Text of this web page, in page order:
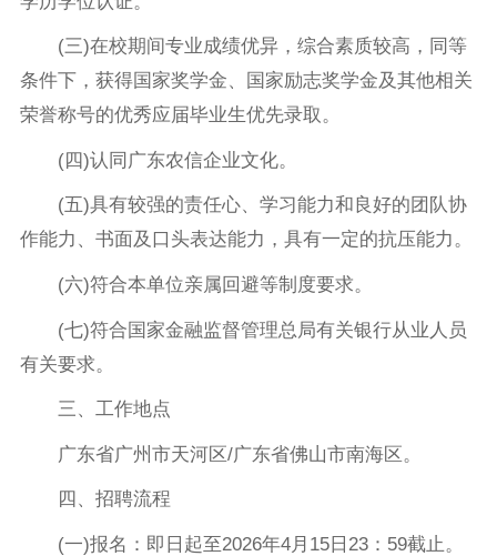
(三)在校期间专业成绩优异，综合素质较高，同等
条件下，获得国家奖学金、国家励志奖学金及其他相关
荣誉称号的优秀应届毕业生优先录取。
(四)认同广东农信企业文化。
(五)具有较强的责任心、学习能力和良好的团队协
作能力、书面及口头表达能力，具有一定的抗压能力。
(六)符合本单位亲属回避等制度要求。
(七)符合国家金融监督管理总局有关银行从业人员
有关要求。
三、工作地点
广东省广州市天河区/广东省佛山市南海区。
四、招聘流程
(一)报名：即日起至2026年4月15日23：59截止。